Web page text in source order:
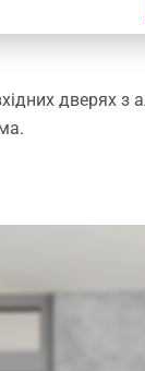
дверях з